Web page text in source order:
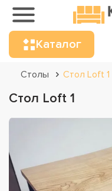
Каталог
Столы Стол Loft 1
Стол Loft 1